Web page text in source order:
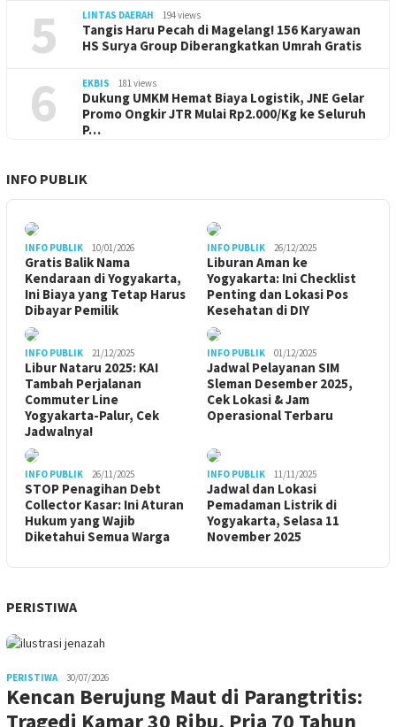
5 LINTAS DAERAH 194 views
Tangis Haru Pecah di Magelang! 156 Karyawan
HS Surya Group Diberangkatkan Umrah Gratis
6 EKBIS 181 views
Dukung UMKM Hemat Biaya Logistik, JNE Gelar
Promo Ongkir JTR Mulai Rp2.000/Kg ke Seluruh
P…
INFO PUBLIK
INFO PUBLIK 10/01/2026
Gratis Balik Nama
Kendaraan di Yogyakarta,
Ini Biaya yang Tetap Harus
Dibayar Pemilik
INFO PUBLIK 26/12/2025
Liburan Aman ke
Yogyakarta: Ini Checklist
Penting dan Lokasi Pos
Kesehatan di DIY
INFO PUBLIK 21/12/2025
Libur Nataru 2025: KAI
Tambah Perjalanan
Commuter Line
Yogyakarta-Palur, Cek
Jadwalnya!
INFO PUBLIK 01/12/2025
Jadwal Pelayanan SIM
Sleman Desember 2025,
Cek Lokasi & Jam
Operasional Terbaru
INFO PUBLIK 26/11/2025
STOP Penagihan Debt
Collector Kasar: Ini Aturan
Hukum yang Wajib
Diketahui Semua Warga
INFO PUBLIK 11/11/2025
Jadwal dan Lokasi
Pemadaman Listrik di
Yogyakarta, Selasa 11
November 2025
PERISTIWA
PERISTIWA 30/07/2026
Kencan Berujung Maut di Parangtritis:
Tragedi Kamar 30 Ribu, Pria 70 Tahun